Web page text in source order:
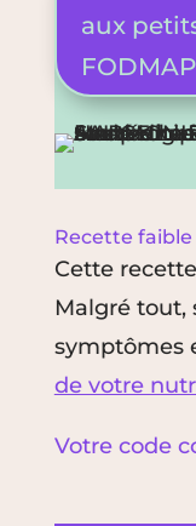
aux
Recette faible
Cette
Malgré tout,
symptômes
de votre
Votre code